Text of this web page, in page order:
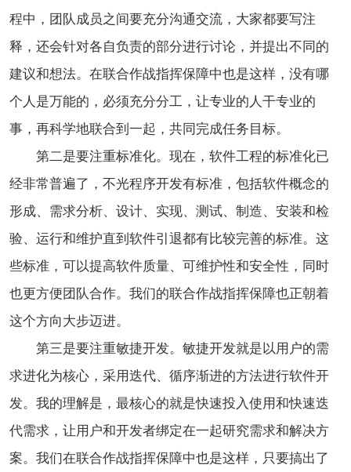
程中，团队成员之间要充分沟通交流，大家都要写注
释，还会针对各自负责的部分进行讨论，并提出不同的
建议和想法。在联合作战指挥保障中也是这样，没有哪
个人是万能的，必须充分分工，让专业的人干专业的
事，再科学地联合到一起，共同完成任务目标。
第二是要注重标准化。现在，软件工程的标准化已
经非常普遍了，不光程序开发有标准，包括软件概念的
形成、需求分析、设计、实现、测试、制造、安装和检
验、运行和维护直到软件引退都有比较完善的标准。这
些标准，可以提高软件质量、可维护性和安全性，同时
也更方便团队合作。我们的联合作战指挥保障也正朝着
这个方向大步迈进。
第三是要注重敏捷开发。敏捷开发就是以用户的需
求进化为核心，采用迭代、循序渐进的方法进行软件开
发。我的理解是，最核心的就是快速投入使用和快速迭
代需求，让用户和开发者绑定在一起研究需求和解决方
案。我们在联合作战指挥保障中也是这样，只要搞出了